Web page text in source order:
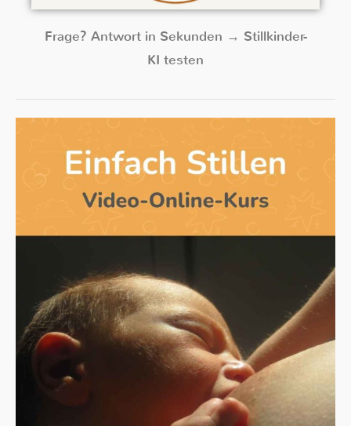
Frage? Antwort in Sekunden → Stillkinder-
KI testen